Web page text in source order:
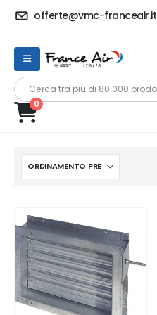
offerte@vmc-franceair.it
0